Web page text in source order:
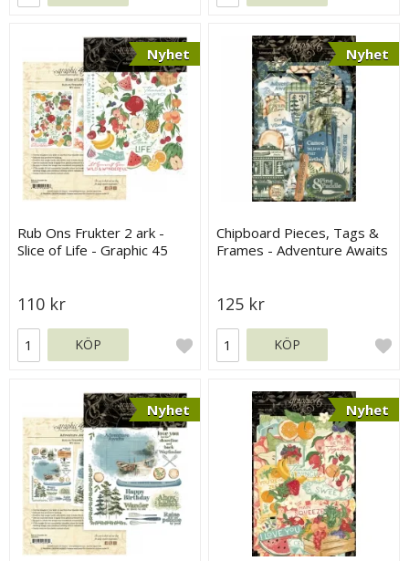
Nyhet
Rub Ons Frukter 2 ark -
Slice of Life - Graphic 45
110 kr
KÖP
Nyhet
Chipboard Pieces, Tags &
Frames - Adventure Awaits
125 kr
KÖP
Nyhet Nyhet